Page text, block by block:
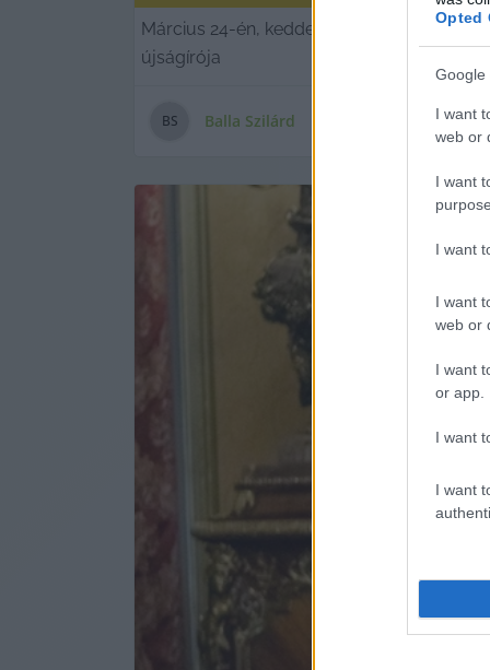
Opted
Google
I want
web or
I want
I want
I want
web or
I want
or app.
I want
I want
Március 24-én, kedden este Panyi
újságírója
BS Balla Szilárd